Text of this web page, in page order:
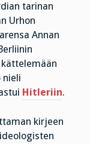
tarinan
Urhon
Annan
nieli
Hitleriin.
kirjeen